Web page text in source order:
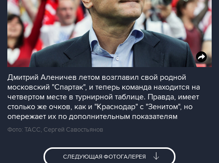
Дмитрий Аленичев летом возглавил свой родной
московский "Спартак", и теперь команда находится на
четвертом месте в турнирной таблице. Правда, имеет
столько же очков, как и "Краснодар" с "Зенитом", но
опережает их по дополнительным показателям
Фото: ТАСС, Сергей Савостьянов
СЛЕДУЮЩАЯ ФОТОГАЛЕРЕЯ